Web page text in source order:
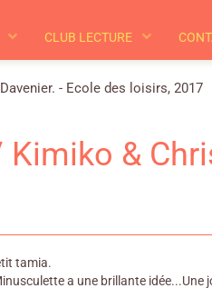
CLUB LECTURE
- Ecole des loisirs, 2017
&
tamia.
a une brillante